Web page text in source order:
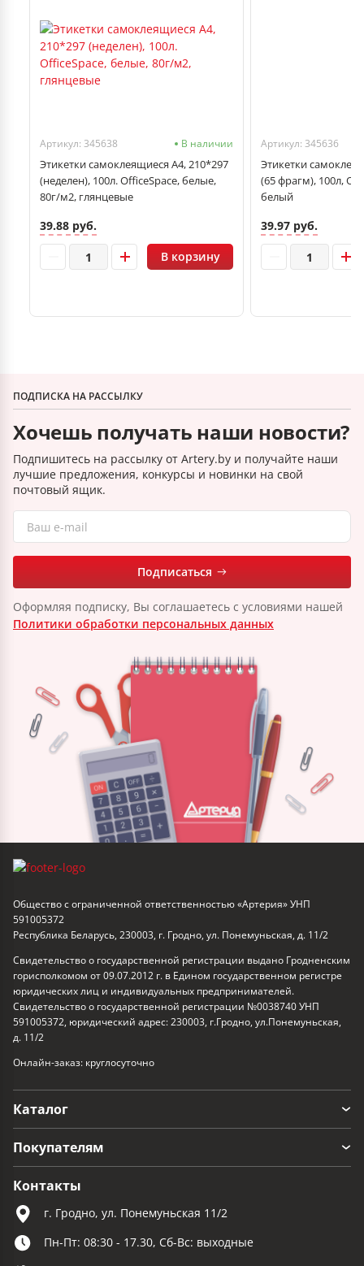
Артикул: 345638 В наличии
Этикетки самоклеящиеся А4, 210*297
(неделен), 100л. OfficeSpace, белые,
80г/м2, глянцевые
39.88 руб.
В корзину
Артикул: 345636
Этикетки
(65 фрагм), 100л,
белый
39.97 руб.
ПОДПИСКА НА РАССЫЛКУ
Хочешь получать наши новости?
Подпишитесь на рассылку от Artery.by и получайте наши
лучшие предложения, конкурсы и новинки на свой
почтовый ящик.
Подписаться
Оформляя подписку, Вы соглашаетесь с условиями нашей
Политики обработки персональных данных
Общество с ограниченной ответственностью «Артерия» УНП
591005372
Республика Беларусь, 230003, г. Гродно, ул. Понемуньская, д. 11/2
Свидетельство о государственной регистрации выдано Гродненским
горисполкомом от 09.07.2012 г. в Едином государственном регистре
юридических лиц и индивидуальных предпринимателей.
Свидетельство о государственной регистрации №0038740 УНП
591005372, юридический адрес: 230003, г.Гродно, ул.Понемуньская,
д. 11/2
Онлайн-заказ: круглосуточно
Каталог
Покупателям
Контакты
г. Гродно, ул. Понемуньская 11/2
Пн-Пт: 08:30 - 17.30, Сб-Вс: выходные